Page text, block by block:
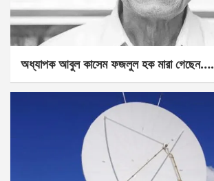
অধ্যাপক আবুল কাসেম ফজলুল হক মারা গেছেন….